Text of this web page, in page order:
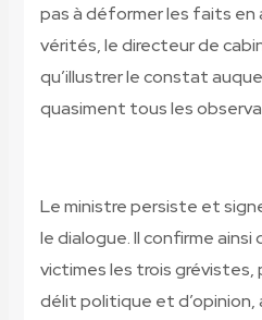
pas à déformer les faits
vérités, le directeur de
qu’illustrer le constat
quasiment tous les
Le ministre persiste et
le dialogue. Il confirme
victimes les trois grévistes,
délit politique et